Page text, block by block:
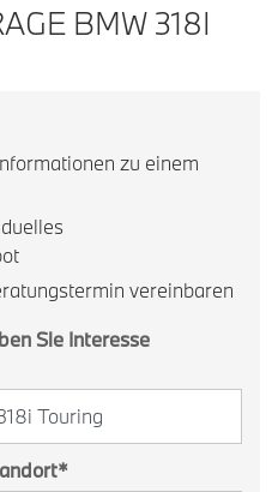
BMW 318I
zu einem
vereinbaren
Sie Interesse
*